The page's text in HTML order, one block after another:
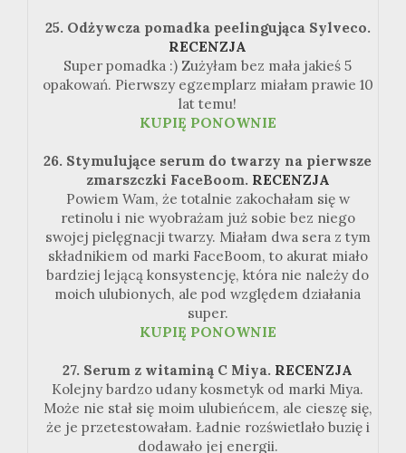
25. Odżywcza pomadka peelingująca Sylveco.
RECENZJA
Super pomadka :) Zużyłam bez mała jakieś 5
opakowań. Pierwszy egzemplarz miałam prawie 10
lat temu!
KUPIĘ PONOWNIE
26. Stymulujące serum do twarzy na pierwsze
zmarszczki FaceBoom. RECENZJA
Powiem Wam, że totalnie zakochałam się w
retinolu i nie wyobrażam już sobie bez niego
swojej pielęgnacji twarzy. Miałam dwa sera z tym
składnikiem od marki FaceBoom, to akurat miało
bardziej lejącą konsystencję, która nie należy do
moich ulubionych, ale pod względem działania
super.
KUPIĘ PONOWNIE
27. Serum z witaminą C Miya. RECENZJA
Kolejny bardzo udany kosmetyk od marki Miya.
Może nie stał się moim ulubieńcem, ale cieszę się,
że je przetestowałam. Ładnie rozświetlało buzię i
dodawało jej energii.